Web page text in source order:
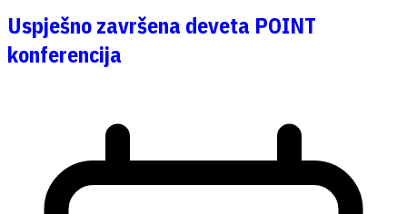
Uspješno završena deveta POINT
konferencija